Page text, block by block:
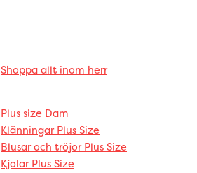
Shoppa allt inom herr
Plus size Dam
Klänningar Plus Size
Blusar och tröjor Plus Size
Kjolar Plus Size